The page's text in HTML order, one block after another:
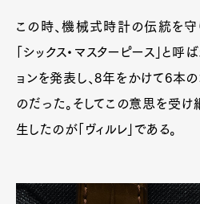
この時、機械式時計の伝統を守
「シックス・マスターピース」と
ョンを発表し、8年をかけて6本
のだった。そしてこの意思を受
生したのが「ヴィルレ」である。